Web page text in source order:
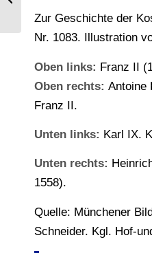
Zur Geschichte der
Nr. 1083. Illustration
Oben links: Franz II
Oben rechts: Antoine
Franz II.
Unten links: Karl IX.
Unten rechts:
1558).
Quelle: Münchener
Schneider. Kgl. Hof-